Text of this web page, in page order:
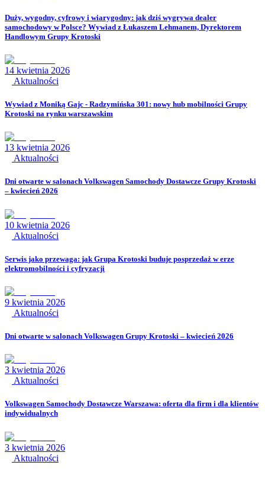
Duży, wygodny, cyfrowy i wiarygodny: jak dziś wygrywa dealer
samochodowy w Polsce? Wywiad z Łukaszem Lehmanem, Dyrektorem
Handlowym Grupy Krotoski
14 kwietnia 2026
Aktualności
Wywiad z Moniką Gajc - Radzymińska 301: nowy hub mobilności Grupy
Krotoski na rynku warszawskim
13 kwietnia 2026
Aktualności
Dni otwarte w salonach Volkswagen Samochody Dostawcze Grupy Krotoski
– kwiecień 2026
10 kwietnia 2026
Aktualności
Serwis jako przewaga: jak Grupa Krotoski buduje posprzedaż w erze
elektromobilności i cyfryzacji
9 kwietnia 2026
Aktualności
Dni otwarte w salonach Volkswagen Grupy Krotoski – kwiecień 2026
3 kwietnia 2026
Aktualności
Volkswagen Samochody Dostawcze Warszawa: oferta dla firm i dla klientów
indywidualnych
3 kwietnia 2026
Aktualności